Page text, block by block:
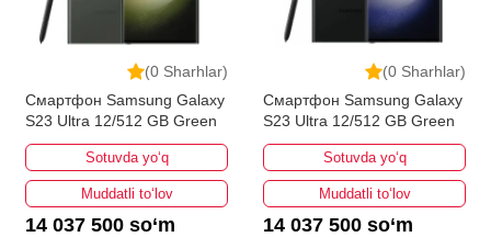
(0 Sharhlar)
Смартфон Samsung Galaxy
S23 Ultra 12/512 GB Green
Sotuvda yo‘q
Muddatli to‘lov
14 037 500 so‘m
(0 Sharhlar)
Смартфон Samsung Galaxy
S23 Ultra 12/512 GB Green
Sotuvda yo‘q
Muddatli to‘lov
14 037 500 so‘m